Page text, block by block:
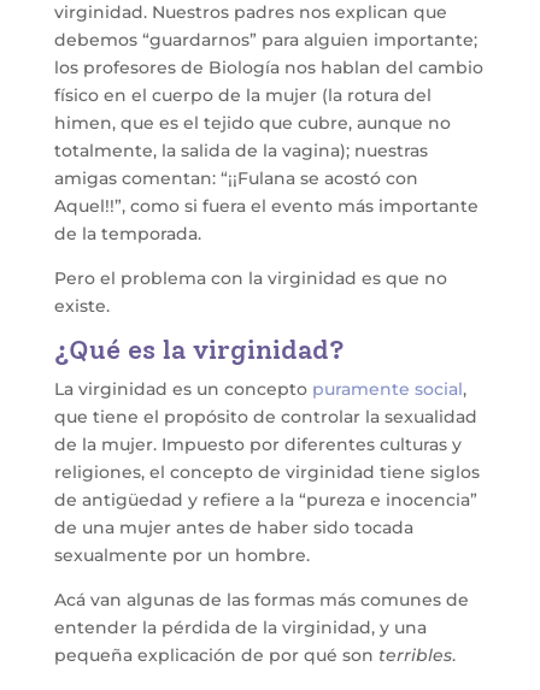
virginidad. Nuestros padres nos explican que
debemos “guardarnos” para alguien importante;
los profesores de Biología nos hablan del cambio
físico en el cuerpo de la mujer (la rotura del
himen, que es el tejido que cubre, aunque no
totalmente, la salida de la vagina); nuestras
amigas comentan: “¡¡Fulana se acostó con
Aquel!!”, como si fuera el evento más importante
de la temporada.
Pero el problema con la virginidad es que no
existe.
¿Qué es la virginidad?
La virginidad es un concepto puramente social,
que tiene el propósito de controlar la sexualidad
de la mujer. Impuesto por diferentes culturas y
religiones, el concepto de virginidad tiene siglos
de antigüedad y refiere a la “pureza e inocencia”
de una mujer antes de haber sido tocada
sexualmente por un hombre.
Acá van algunas de las formas más comunes de
entender la pérdida de la virginidad, y una
pequeña explicación de por qué son terribles.